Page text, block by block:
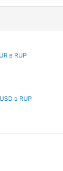
в RUP
в RUP